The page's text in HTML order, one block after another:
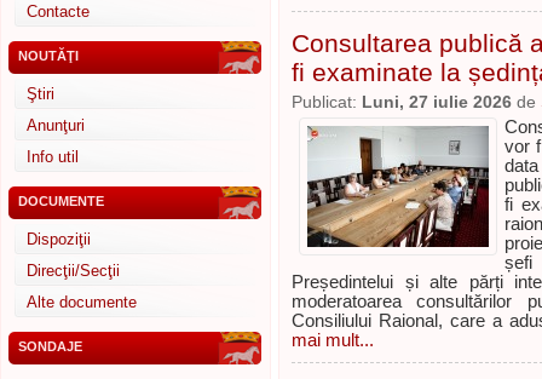
Contacte
NOUTĂŢI
Ştiri
Anunţuri
Info util
DOCUMENTE
Dispoziţii
Direcţii/Secţii
Alte documente
SONDAJE
Consultarea publică
fi examinate la
Publicat: Luni, 27 iulie 2026 de
vor
fi
șefi
Președintelui și alte părți
moderatoarea consultărilor
Consiliului Raional, care a
mai mult...